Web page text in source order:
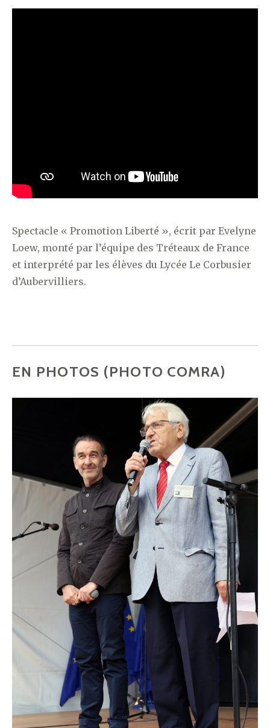
Spectacle « Promotion Liberté », écrit par Evelyne
Loew, monté par l’équipe des Tréteaux de France
et interprété par les élèves du Lycée Le Corbusier
d’Aubervilliers.
EN PHOTOS (PHOTO COMRA)